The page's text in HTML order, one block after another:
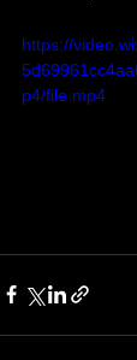
https://
p4/file.mp4